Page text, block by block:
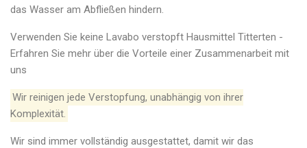
das Wasser am Abfließen hindern.
Verwenden Sie keine Lavabo verstopft Hausmittel Titterten -
Erfahren Sie mehr über die Vorteile einer Zusammenarbeit mit
uns
Wir reinigen jede Verstopfung, unabhängig von ihrer
Komplexität.
Wir sind immer vollständig ausgestattet, damit wir das